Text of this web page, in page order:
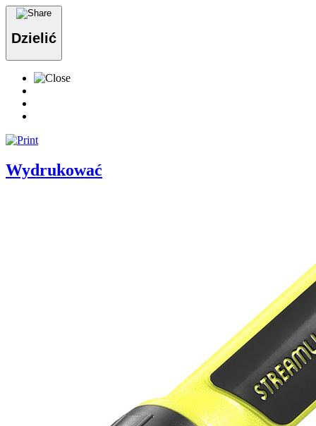
Dzielić
Wydrukować